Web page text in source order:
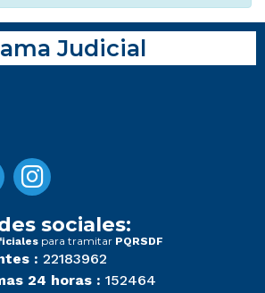
Judicial
sociales:
para tramitar PQRSDF
: 22183962
24 horas : 152464